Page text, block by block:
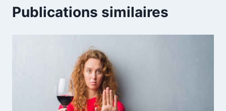
Publications similaires